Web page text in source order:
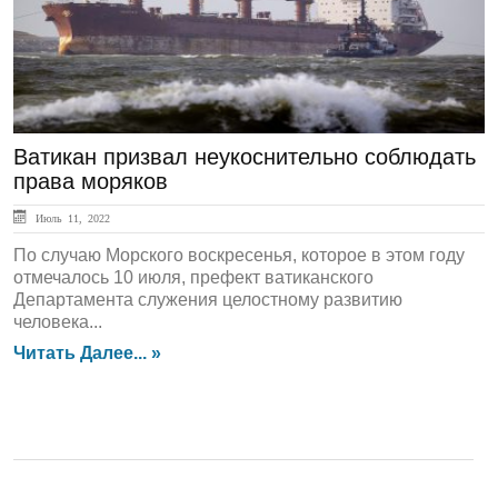
Ватикан призвал неукоснительно соблюдать
права моряков
Июль 11, 2022
По случаю Морского воскресенья, которое в этом году
отмечалось 10 июля, префект ватиканского
Департамента служения целостному развитию
человека...
Читать Далее... »